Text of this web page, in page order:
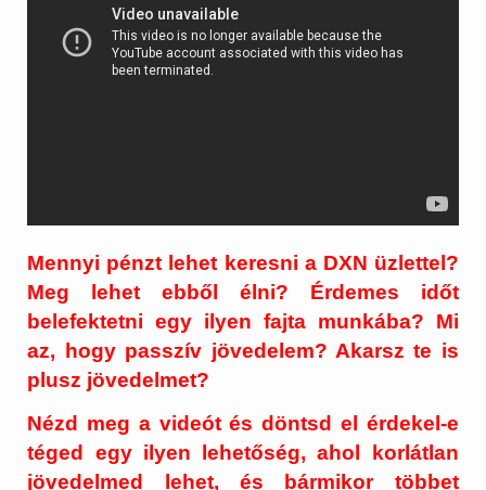
Mennyi pénzt lehet keresni a DXN üzlettel?
Meg lehet ebből élni? Érdemes időt
belefektetni egy ilyen fajta munkába? Mi
az, hogy passzív jövedelem? Akarsz te is
plusz jövedelmet?
Nézd meg a videót és döntsd el érdekel-e
téged egy ilyen lehetőség, ahol korlátlan
jövedelmed lehet, és bármikor többet